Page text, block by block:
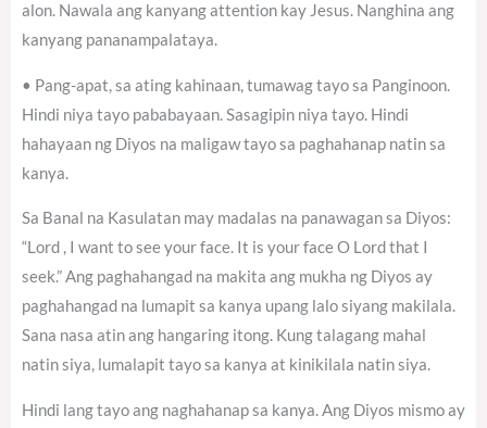
alon. Nawala ang kanyang attention kay Jesus. Nanghina ang
kanyang pananampalataya.
• Pang-apat, sa ating kahinaan, tumawag tayo sa Panginoon.
Hindi niya tayo pababayaan. Sasagipin niya tayo. Hindi
hahayaan ng Diyos na maligaw tayo sa paghahanap natin sa
kanya.
Sa Banal na Kasulatan may madalas na panawagan sa Diyos:
“Lord , I want to see your face. It is your face O Lord that I
seek.” Ang paghahangad na makita ang mukha ng Diyos ay
paghahangad na lumapit sa kanya upang lalo siyang makilala.
Sana nasa atin ang hangaring itong. Kung talagang mahal
natin siya, lumalapit tayo sa kanya at kinikilala natin siya.
Hindi lang tayo ang naghahanap sa kanya. Ang Diyos mismo ay